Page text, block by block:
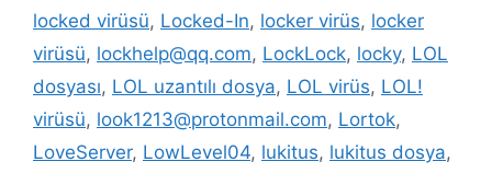
locked virüsü, Locked-In, locker virüs, locker
virüsü, lockhelp@qq.com, LockLock, locky, LOL
dosyası, LOL uzantılı dosya, LOL virüs, LOL!
virüsü, look1213@protonmail.com, Lortok,
LoveServer, LowLevel04, lukitus, lukitus dosya,